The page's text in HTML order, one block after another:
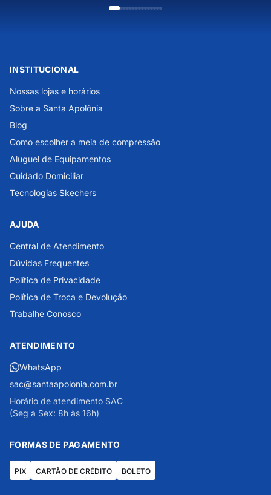
INSTITUCIONAL
Nossas lojas e horários
Sobre a Santa Apolônia
Blog
Como escolher a meia de compressão
Aluguel de Equipamentos
Cuidado Domiciliar
Tecnologias Skechers
AJUDA
Central de Atendimento
Dúvidas Frequentes
Política de Privacidade
Política de Troca e Devolução
Trabalhe Conosco
ATENDIMENTO
WhatsApp
sac@santaapolonia.com.br
Horário de atendimento SAC
(Seg a Sex: 8h às 16h)
FORMAS DE PAGAMENTO
PIX CARTÃO DE CRÉDITO BOLETO